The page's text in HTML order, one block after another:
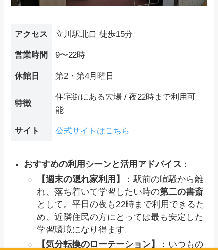
アクセス 立川駅北口 徒歩15分
営業時間 9〜22時
休館日 第2・第4月曜日
特徴
住宅街にある穴場 / 夜22時まで利用可
能
サイト 公式サイトはこちら
おすすめの利用シーンと活用アドバイス ：
【週末の隠れ家利用】
：駅前の喧騒から離
れ、落ち着いて学習したい時の第二の書斎
として。平日の夜も22時まで利用できるた
め、近隣住民の方にとっては最も安定した
学習環境になり得ます。
【気分転換のローテーション】
：いつもの